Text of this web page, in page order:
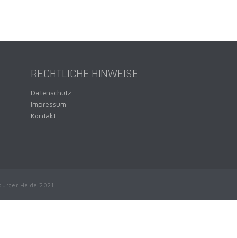
RECHTLICHE HINWEISE
Datenschutz
Impressum
Kontakt
Heide 2021